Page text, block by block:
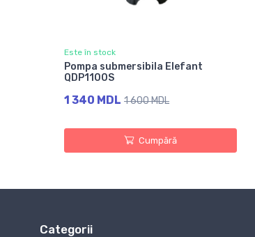
Este în stock
Pompa submersibila Elefant
QDP1100S
1 340 MDL 1 600 MDL
Cumpără
Categorii